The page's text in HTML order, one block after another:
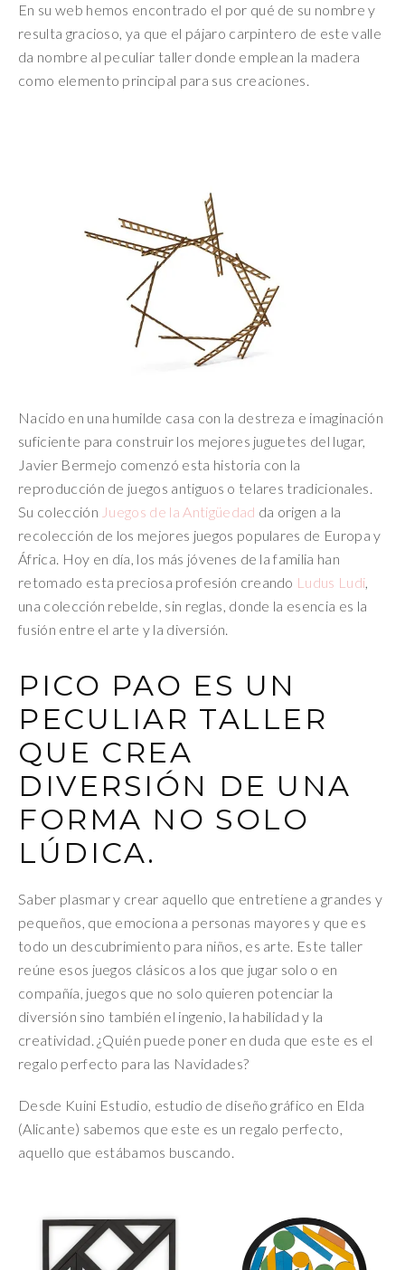
En su web hemos encontrado el por qué de su nombre y
resulta gracioso, ya que el pájaro carpintero de este valle
da nombre al peculiar taller donde emplean la madera
como elemento principal para sus creaciones.
Nacido en una humilde casa con la destreza e imaginación
suficiente para construir los mejores juguetes del lugar,
Javier Bermejo comenzó esta historia con la
reproducción de juegos antiguos o telares tradicionales.
Su colección Juegos de la Antigüedad da origen a la
recolección de los mejores juegos populares de Europa y
África. Hoy en día, los más jóvenes de la familia han
retomado esta preciosa profesión creando Ludus Ludi
una colección rebelde, sin reglas, donde la esencia es la
fusión entre el arte y la diversión.
PICO PAO ES UN
PECULIAR TALLER
QUE CREA
DIVERSIÓN DE UNA
FORMA NO SOLO
LÚDICA.
Saber plasmar y crear aquello que entretiene a grandes y
pequeños, que emociona a personas mayores y que es
todo un descubrimiento para niños, es arte. Este taller
reúne esos juegos clásicos a los que jugar solo o en
compañía, juegos que no solo quieren potenciar la
diversión sino también el ingenio, la habilidad y la
creatividad. ¿Quién puede poner en duda que este es el
regalo perfecto para las Navidades?
Desde Kuini Estudio, estudio de diseño gráfico en Elda
(Alicante) sabemos que este es un regalo perfecto,
aquello que estábamos buscando.